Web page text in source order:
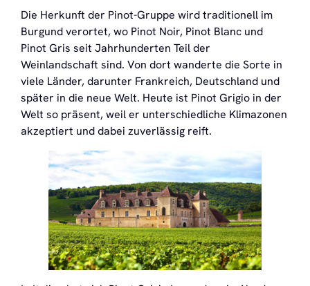
Die Herkunft der Pinot-Gruppe wird traditionell im
Burgund verortet, wo Pinot Noir, Pinot Blanc und
Pinot Gris seit Jahrhunderten Teil der
Weinlandschaft sind. Von dort wanderte die Sorte in
viele Länder, darunter Frankreich, Deutschland und
später in die neue Welt. Heute ist Pinot Grigio in der
Welt so präsent, weil er unterschiedliche Klimazonen
akzeptiert und dabei zuverlässig reift.